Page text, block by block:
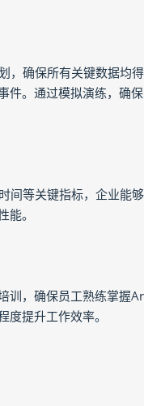
确保所有关键数据均得
件。通过模拟演练，确
间等关键指标，企业能
。
训，确保员工熟练掌握
提升工作效率。